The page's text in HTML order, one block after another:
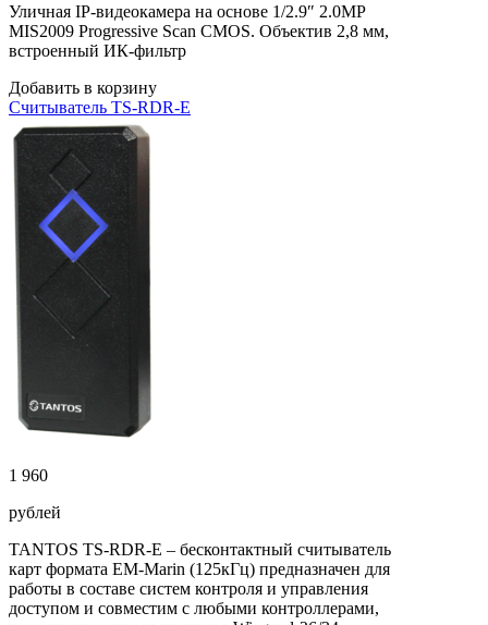
Уличная IP-видеокамера на основе 1/2.9″ 2.0MP
MIS2009 Progressive Scan CMOS. Объектив 2,8 мм,
встроенный ИК-фильтр
Добавить в корзину
Считыватель TS-RDR-E
1 960
рублей
TANTOS TS-RDR-E – бесконтактный считыватель
карт формата EM-Marin (125кГц) предназначен для
работы в составе систем контроля и управления
доступом и совместим с любыми контроллерами,